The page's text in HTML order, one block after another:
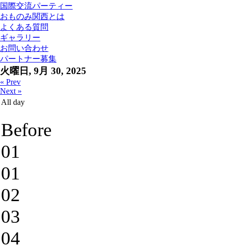
国際交流パーティー
おものみ関西とは
よくある質問
ギャラリー
お問い合わせ
パートナー募集
火曜日, 9月 30, 2025
« Prev
Next »
All day
Before
01
01
02
03
04